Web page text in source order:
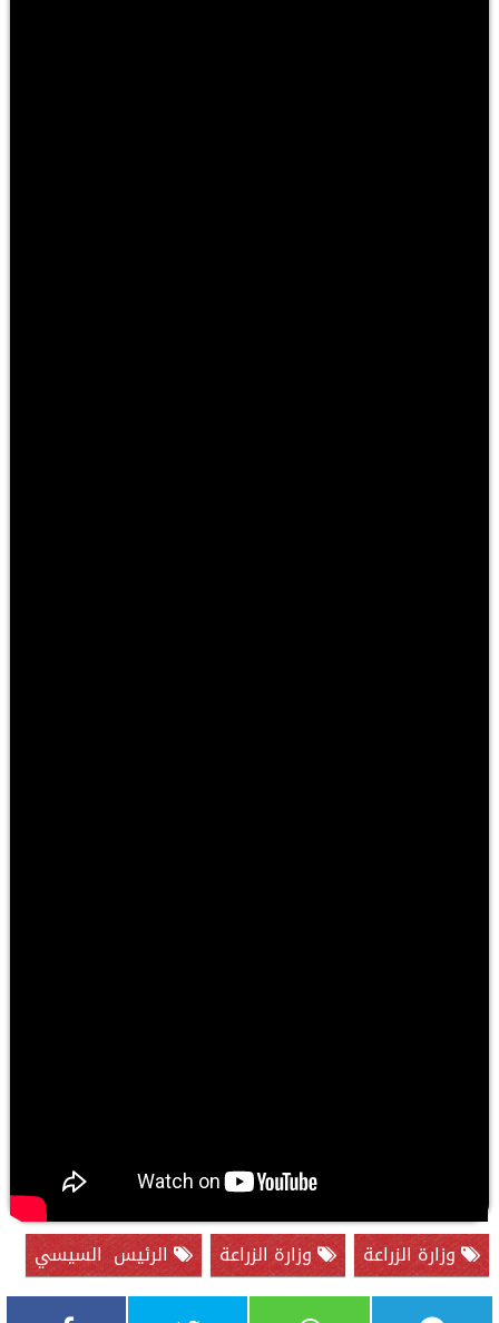
وزارة الزراعة وزارة الزراعة الرئيس السيسي